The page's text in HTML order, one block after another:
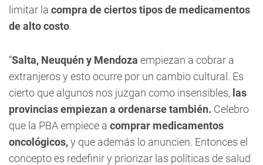
limitar la compra de ciertos tipos de medicamentos
de alto costo.
“Salta, Neuquén y Mendoza empiezan a cobrar a
extranjeros y esto ocurre por un cambio cultural. Es
cierto que algunos nos juzgan como insensibles, las
provincias empiezan a ordenarse también. Celebro
que la PBA empiece a comprar medicamentos
oncológicos,y que además lo anuncien. Entonces el
concepto es redefinir y priorizar las políticas de salud